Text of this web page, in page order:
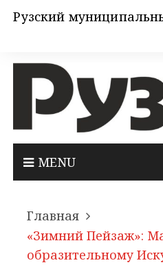
Рузский
MENU
Главная
«Зимний Пейзаж»:
Образительному